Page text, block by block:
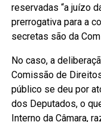
reservadas “a juízo
prerrogativa para a
secretas são da
No caso, a
Comissão de
público se deu por
dos Deputados, o
Interno da Câmara,